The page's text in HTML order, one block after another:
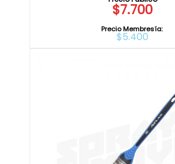
$7.700
Precio Membresía:
$5.400